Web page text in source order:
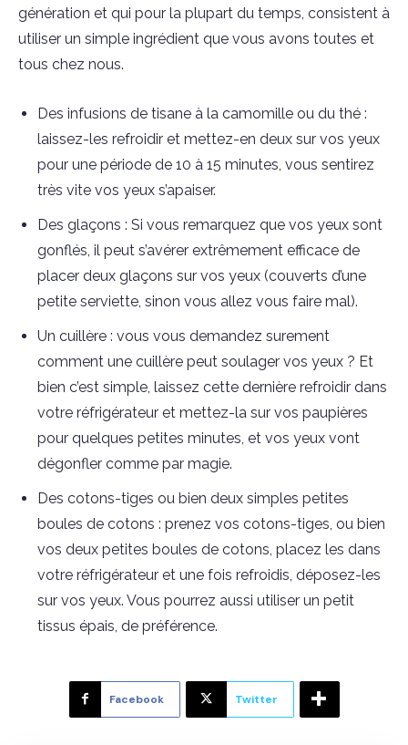
génération et qui pour la plupart du temps, consistent à
utiliser un simple ingrédient que vous avons toutes et
tous chez nous.
Des infusions de tisane à la camomille ou du thé :
laissez-les refroidir et mettez-en deux sur vos yeux
pour une période de 10 à 15 minutes, vous sentirez
très vite vos yeux s’apaiser.
Des glaçons : Si vous remarquez que vos yeux sont
gonflés, il peut s’avérer extrêmement efficace de
placer deux glaçons sur vos yeux (couverts d’une
petite serviette, sinon vous allez vous faire mal).
Un cuillère : vous vous demandez surement
comment une cuillère peut soulager vos yeux ? Et
bien c’est simple, laissez cette dernière refroidir dans
votre réfrigérateur et mettez-la sur vos paupières
pour quelques petites minutes, et vos yeux vont
dégonfler comme par magie.
Des cotons-tiges ou bien deux simples petites
boules de cotons : prenez vos cotons-tiges, ou bien
vos deux petites boules de cotons, placez les dans
votre réfrigérateur et une fois refroidis, déposez-les
sur vos yeux. Vous pourrez aussi utiliser un petit
tissus épais, de préférence.
Facebook Twitter